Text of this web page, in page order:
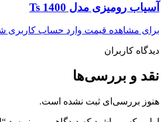
آسیاب رومیزی مدل Ts 1400
برای مشاهده قیمت وارد حساب کاربری
دیدگاه کاربران
نقد و بررسی‌ها
هنوز بررسی‌ای ثبت نشده است.